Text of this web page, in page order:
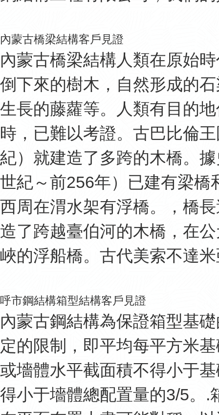
內蒙古橋梁結構客戶見證
內蒙古橋梁結構人類在原始
倒下來的樹木，自然形成的
生長的藤蘿等。人類有目的
時，已難以考證。古巴比倫
紀）就建造了多跨的木橋。
世紀～前256年）已建有梁
西周在渭水架有浮橋。，橋
造了跨越臺伯河的木橋，在
峽的浮船橋。古代美索不達
呼市鋼結構箱型結構客戶見證
內蒙古鋼結構為保證箱型基
定的限制，即平均每平方米
或墻體水平截面積不得小于
得小于墻體總配置量的3/5。.